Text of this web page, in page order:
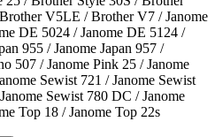
V5LE / Brother V7 / Janome
DE 5024 / Janome DE 5124 /
955 / Janome Japan 957 /
507 / Janome Pink 25 / Janome
Sewist 721 / Janome Sewist
Sewist 780 DC / Janome
Top 18 / Janome Top 22s